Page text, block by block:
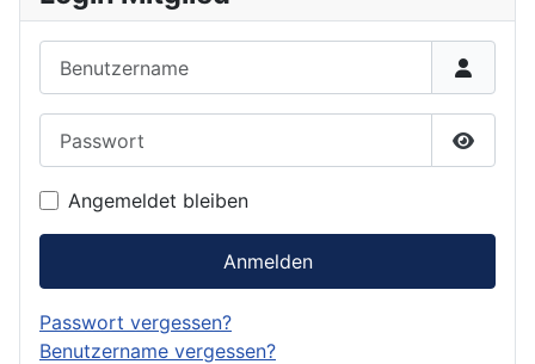
Angemeldet bleiben
Anmelden
Passwort vergessen?
Benutzername vergessen?